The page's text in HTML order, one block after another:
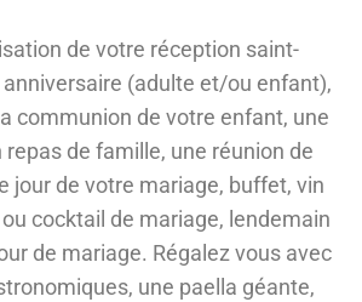
de votre réception saint-
(adulte et/ou enfant),
communion de votre enfant, une
repas de famille, une réunion de
jour de votre mariage, buffet, vin
ou cocktail de mariage, lendemain
de mariage. Régalez vous avec
une paella géante,